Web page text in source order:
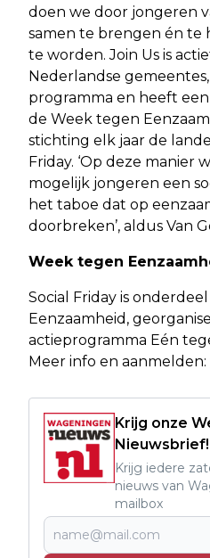
doen we door jongeren
samen te brengen én te
te worden. Join Us is
Nederlandse
programma en heeft
de Week tegen
stichting elk jaar de
Friday. ‘Op deze manier
mogelijk jongeren een
het taboe dat op
doorbreken’, aldus Van
Week tegen
Social Friday is
Eenzaamheid,
actieprogramma Eén
Meer info en aanmelden:
Krijg onze
Nieuwsbrief!
Krijg iedere
nieuws van
mailbox